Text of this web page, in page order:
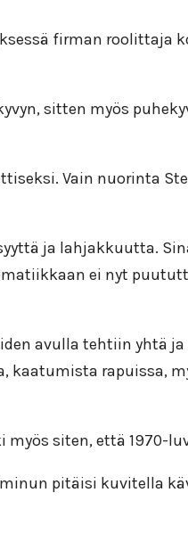
firman
sitten myös
Vain nuorinta
ja lahjakkuutta.
ei nyt
avulla tehtiin yhtä
rapuissa,
siten, että
pitäisi kuvitella